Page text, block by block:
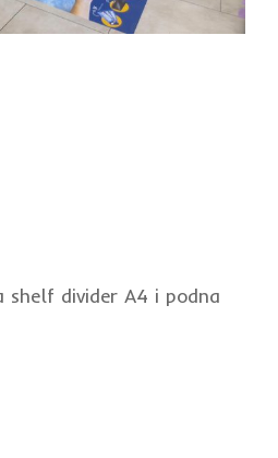
shelf divider A4 i podna